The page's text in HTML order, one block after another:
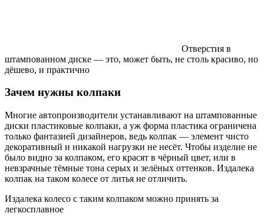
Отверстия в
штампованном диске — это, может быть, не столь красиво, но
дёшево, и практично
Зачем нужны колпаки
Многие автопроизводители устанавливают на штампованные
диски пластиковые колпаки, а уж форма пластика ограничена
только фантазией дизайнеров, ведь колпак — элемент чисто
декоративный и никакой нагрузки не несёт. Чтобы изделие не
было видно за колпаком, его красят в чёрный цвет, или в
невзрачные тёмные тона серых и зелёных оттенков. Издалека
колпак на таком колесе от литья не отличить.
Издалека колесо с таким колпаком можно принять за
легкосплавное